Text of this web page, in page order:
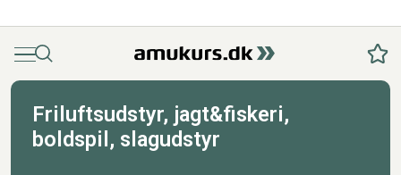
MenuSøg
Friluftsudstyr, jagt&fiskeri,
boldspil, slagudstyr